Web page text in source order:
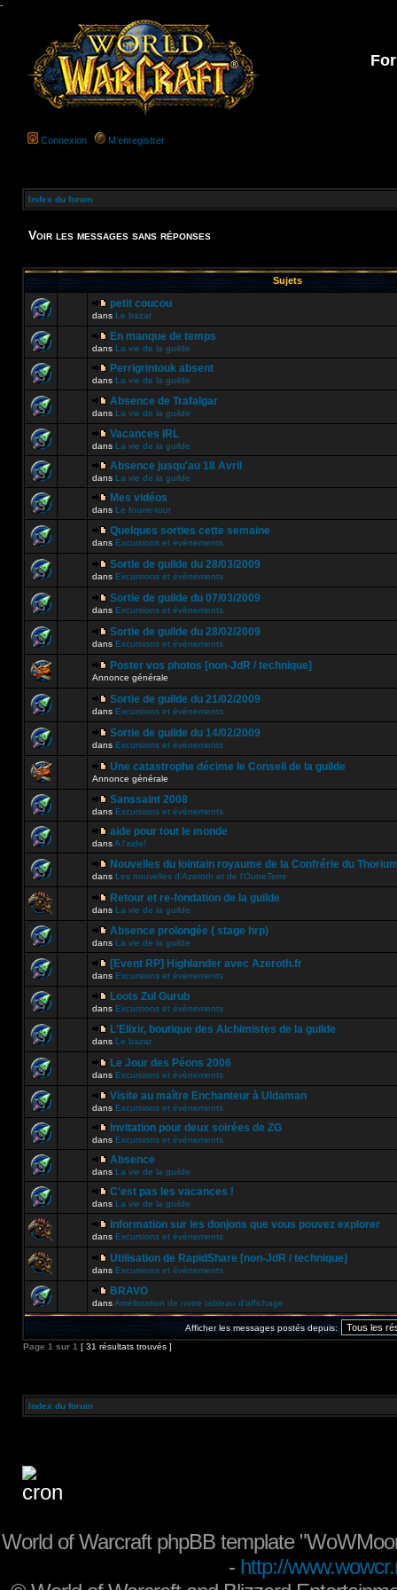
-
Connexion M’enregistrer
Index du forum
Voir les messages sans réponses
Sujets
petit coucou
dans Le bazar
En manque de temps
dans La vie de la guilde
Perrigrintouk absent
dans La vie de la guilde
Absence de Trafalgar
dans La vie de la guilde
Vacances IRL
dans La vie de la guilde
Absence jusqu'au 18 Avril
dans La vie de la guilde
Mes vidéos
dans Le fourre-tout
Quelques sorties cette semaine
dans Excursions et évènements
Sortie de guilde du 28/03/2009
dans Excursions et évènements
Sortie de guilde du 07/03/2009
dans Excursions et évènements
Sortie de guilde du 28/02/2009
dans Excursions et évènements
Poster vos photos [non-JdR / technique]
Annonce générale
Sortie de guilde du 21/02/2009
dans Excursions et évènements
Sortie de guilde du 14/02/2009
dans Excursions et évènements
Une catastrophe décime le Conseil de la guilde
Annonce générale
Sanssaint 2008
dans Excursions et évènements
aide pour tout le monde
dansA l'aide!
Nouvelles du lointain royaume de la Confrérie du
dans Les nouvelles d'Azeroth et de l'OutreTerre
Retour et re-fondation de la guilde
dans La vie de la guilde
Absence prolongée ( stage hrp)
dans La vie de la guilde
[Event RP] Highlander avec Azeroth.fr
dans Excursions et évènements
Loots Zul Gurub
dans Excursions et évènements
L'Elixir, boutique des Alchimistes de la guilde
dans Le bazar
Le Jour des Péons 2006
dans Excursions et évènements
Visite au maître Enchanteur à Uldaman
dans Excursions et évènements
Invitation pour deux soirées de ZG
dans Excursions et évènements
Absence
dans La vie de la guilde
C'est pas les vacances !
dans La vie de la guilde
Information sur les donjons que vous pouvez explorer
dans Excursions et évènements
Utilisation de RapidShare [non-JdR / technique]
dans Excursions et évènements
BRAVO
dansAmélioration de notre tableau d'affichage
Afficher les messages postés depuis:
Page 1 sur 1 [ 31 résultats trouvés ]
Index du forum
World of Warcraft phpBB template
- http://